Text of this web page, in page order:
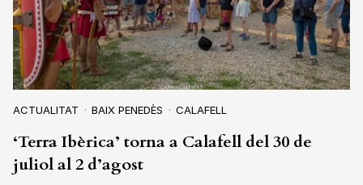
ACTUALITAT BAIX PENEDÈS CALAFELL
‘Terra Ibèrica’ torna a Calafell del 30 de
juliol al 2 d’agost